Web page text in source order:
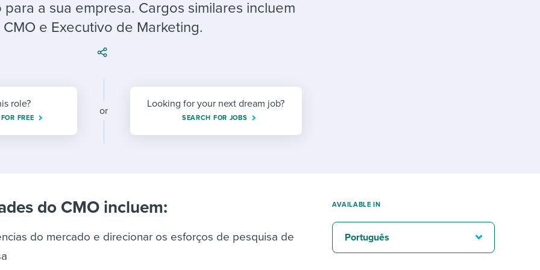
employee experiences
Workable customer stories
Workable customer stories
Workable customer stories
a sua empresa. Cargos similares incluem
CMO e Executivo de Marketing.
role?
FREE
or
Looking for your next dream job?
SEARCH FOR JOBS
do CMO incluem:
do mercado e direcionar os esforços de pesquisa de
AVAILABLE IN
Português